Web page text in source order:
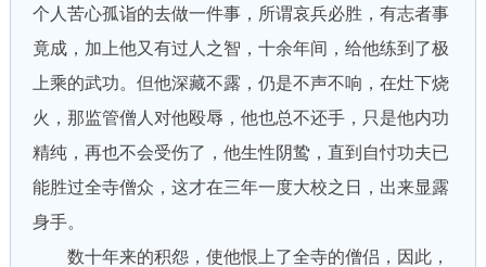
个人苦心孤诣的去做一件事，所谓哀兵必胜，有志者事
竟成，加上他又有过人之智，十余年间，给他练到了极
上乘的武功。但他深藏不露，仍是不声不响，在灶下烧
火，那监管僧人对他殴辱，他也总不还手，只是他内功
精纯，再也不会受伤了，他生性阴鸷，直到自忖功夫已
能胜过全寺僧众，这才在三年一度大校之日，出来显露
身手。
数十年来的积怨，使他恨上了全寺的僧侣，因此，